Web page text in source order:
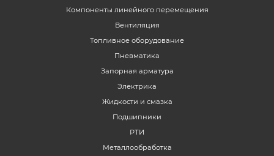
Компоненты линейного перемещения
Вентиляция
Топливное оборудование
Пневматика
Запорная арматура
Электрика
Жидкости и смазка
Подшипники
РТИ
Металлообработка